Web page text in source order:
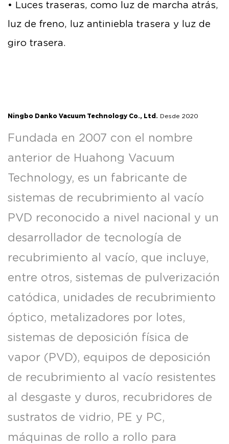
• Luces traseras, como luz de marcha atrás,
luz de freno, luz antiniebla trasera y luz de
giro trasera.
Ningbo Danko Vacuum Technology Co., Ltd. Desde 2020
Fundada en 2007 con el nombre
anterior de Huahong Vacuum
Technology, es un fabricante de
sistemas de recubrimiento al vacío
PVD reconocido a nivel nacional y un
desarrollador de tecnología de
recubrimiento al vacío, que incluye,
entre otros, sistemas de pulverización
catódica, unidades de recubrimiento
óptico, metalizadores por lotes,
sistemas de deposición física de
vapor (PVD), equipos de deposición
de recubrimiento al vacío resistentes
al desgaste y duros, recubridores de
sustratos de vidrio, PE y PC,
máquinas de rollo a rollo para